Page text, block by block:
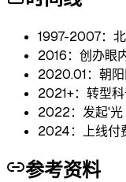
1997-2007：
2016：创办眼
2020.01：朝
2021+：转型
2022：发起'光
2024：上线付
参考资料